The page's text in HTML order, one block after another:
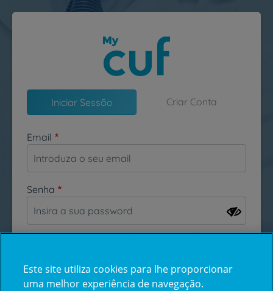
Passar para o conteúdo principal
Iniciar Sessão Criar Conta
Email
Senha
Esqueceu-se da sua password?
Este site utiliza cookies para lhe proporcionar
uma melhor experiência de navegação.